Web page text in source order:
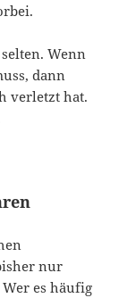
Wenn
dann
verletzt hat.
nur
es häufig